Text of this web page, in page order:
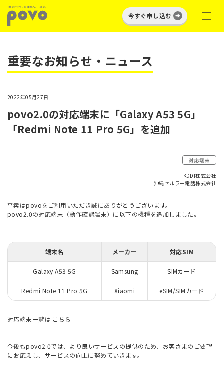
今すぐ申し込む
重要なお知らせ・ニュース
2022年05月27日
povo2.0の対応端末に「Galaxy A53 5G」
「Redmi Note 11 Pro 5G」を追加
対応端末
KDDI株式会社
沖縄セルラー電話株式会社
平素はpovoをご利用いただき誠にありがとうございます。
povo2.0の対応端末（動作確認端末）に以下の機種を追加しました。
端末名 メーカー 対応SIM
Galaxy A53 5G Samsung SIMカード
Redmi Note 11 Pro 5G Xiaomi eSIM/SIMカード
対応端末一覧は こちら
今後もpovo2.0では、より良いサービスの提供のため、お客さまのご要望
にお応えし、サービスの向上に努めていきます。